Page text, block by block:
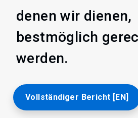
denen wir dienen,
bestmöglich
werden.
Vollständiger Bericht [EN]